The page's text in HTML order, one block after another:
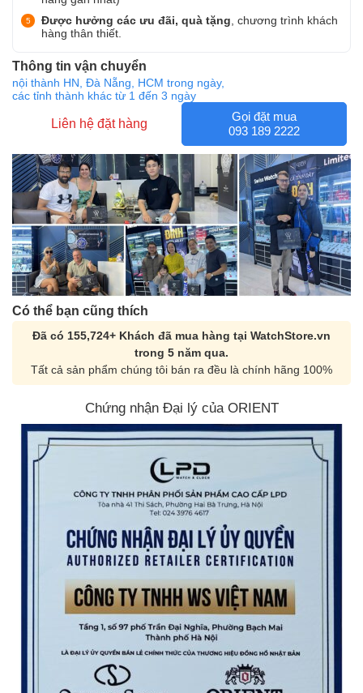
Được hưởng các ưu đãi, quà tặng , chương trình khách
hàng thân thiết.
Thông tin vận chuyển
nội thành HN, Đà Nẵng, HCM trong ngày,
các tỉnh thành khác từ 1 đến 3 ngày
Liên hệ đặt hàng
Gọi đặt mua
093 189 2222
Có thể bạn cũng thích
Đã có 155,724+ Khách đã mua hàng tại WatchStore.vn
trong 5 năm qua.
Tất cả sản phẩm chúng tôi bán ra đều là chính hãng 100%
Chứng nhận Đại lý của ORIENT